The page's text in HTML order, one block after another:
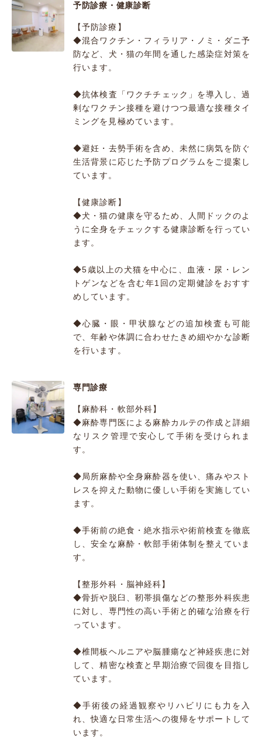
予防診療・健康診断
【予防診療】
◆混合ワクチン・フィラリア・ノミ・ダニ予
防など、犬・猫の年間を通した感染症対策を
行います。
◆抗体検査「ワクチチェック」を導入し、過
剰なワクチン接種を避けつつ最適な接種タイ
ミングを見極めています。
◆避妊・去勢手術を含め、未然に病気を防ぐ
生活背景に応じた予防プログラムをご提案し
ています。
【健康診断】
◆犬・猫の健康を守るため、人間ドックのよ
うに全身をチェックする健康診断を行ってい
ます。
◆5歳以上の犬猫を中心に、血液・尿・レン
トゲンなどを含む年1回の定期健診をおすす
めしています。
◆心臓・眼・甲状腺などの追加検査も可能
で、年齢や体調に合わせたきめ細やかな診断
を行います。
専門診療
【麻酔科・軟部外科】
◆麻酔専門医による麻酔カルテの作成と詳細
なリスク管理で安心して手術を受けられま
す。
◆局所麻酔や全身麻酔器を使い、痛みやスト
レスを抑えた動物に優しい手術を実施してい
ます。
◆手術前の絶食・絶水指示や術前検査を徹底
し、安全な麻酔・軟部手術体制を整えていま
す。
【整形外科・脳神経科】
◆骨折や脱臼、靭帯損傷などの整形外科疾患
に対し、専門性の高い手術と的確な治療を行
っています。
◆椎間板ヘルニアや脳腫瘍など神経疾患に対
して、精密な検査と早期治療で回復を目指し
ています。
◆手術後の経過観察やリハビリにも力を入
れ、快適な日常生活への復帰をサポートして
います。